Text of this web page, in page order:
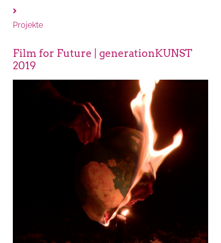
Projekte
Film for Future | generationKUNST
2019